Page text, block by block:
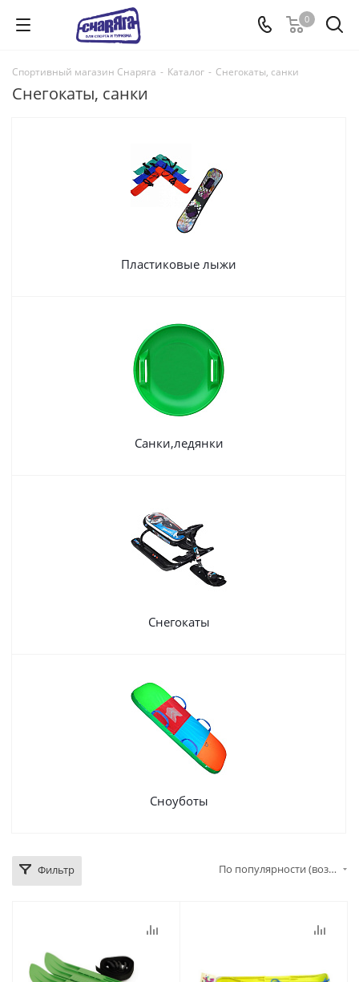
0
Спортивный магазин Снаряга - Каталог - Снегокаты, санки
Снегокаты, санки
Пластиковые лыжи
Санки,ледянки
Снегокаты
Сноуботы
Фильтр По популярности (возрастание)